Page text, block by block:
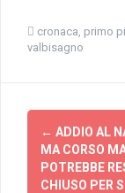
cronaca primo
valbisagno
articolo
← ADDIO AL
MA CORSO
POTREBBE
CHIUSO PER